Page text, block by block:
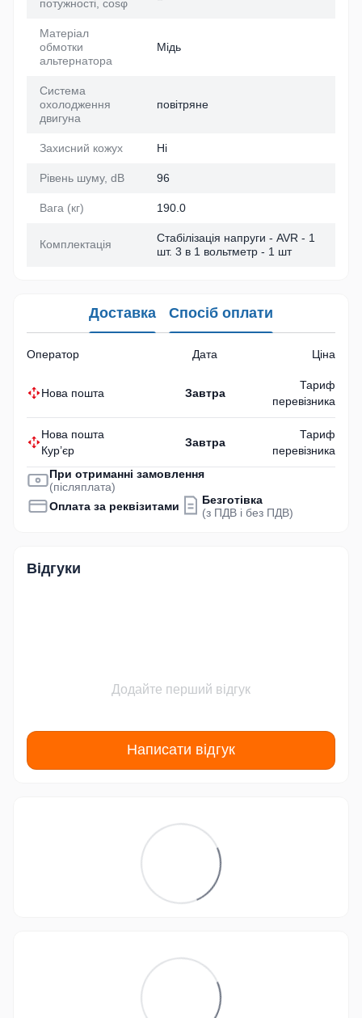
потужності, cosφ
Матеріал
обмотки
альтернатора
Мідь
Система
охолодження
двигуна
повітряне
Захисний кожух Ні
Рівень шуму, dB 96
Вага (кг) 190.0
Комплектація
Стабілізація напруги - AVR - 1
шт. 3 в 1 вольтметр - 1 шт
Доставка Спосіб оплати
Оператор Дата Ціна
Нова пошта Завтра
Тариф
перевізника
Нова пошта
Кур’єр
Завтра
Тариф
перевізника
При отриманні замовлення
(післяплата)
Оплата за реквізитами
Безготівка
(з ПДВ і без ПДВ)
Відгуки
Додайте перший відгук
Написати відгук